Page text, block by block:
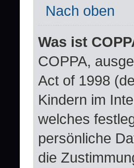
Nach oben
Was ist
COPPA,
Act of 1998
Kindern im
welches
persönliche
die